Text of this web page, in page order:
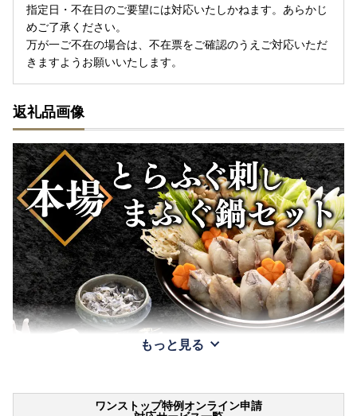
指定日・不在日のご要望には対応いたしかねます。あらかじ
めご了承ください。
万が一ご不在の場合は、不在票をご確認のうえご対応いただ
きますようお願いいたします。
返礼品画像
もっと見る
ワンストップ特例オンライン申請